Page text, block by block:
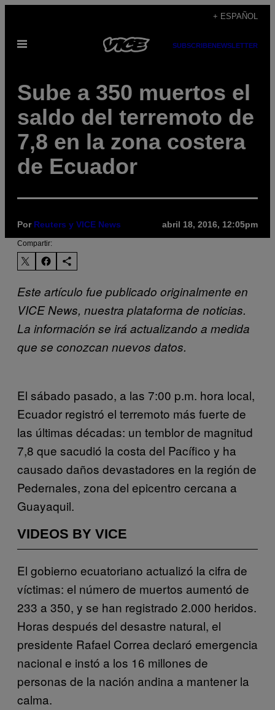
contenido
+ ESPAÑOL
Abrir
SUBSCRIBENEWSLETTER
Sube a 350 muertos el
saldo del terremoto de
7,8 en la zona costera
de Ecuador
Por Reuters y VICE News abril 18, 2016, 12:05pm
Compartir:
Este artículo fue publicado originalmente en
VICE News, nuestra plataforma de noticias.
La información se irá actualizando a medida
que se conozcan nuevos datos.
El sábado pasado, a las 7:00 p.m. hora local,
Ecuador registró el terremoto más fuerte de
las últimas décadas: un temblor de magnitud
7,8 que sacudió la costa del Pacífico y ha
causado daños devastadores en la región de
Pedernales, zona del epicentro cercana a
Guayaquil.
VIDEOS BY VICE
El gobierno ecuatoriano actualizó la cifra de
víctimas: el número de muertos aumentó de
233 a 350, y se han registrado 2.000 heridos.
Horas después del desastre natural, el
presidente Rafael Correa declaró emergencia
nacional e instó a los 16 millones de
personas de la nación andina a mantener la
calma.